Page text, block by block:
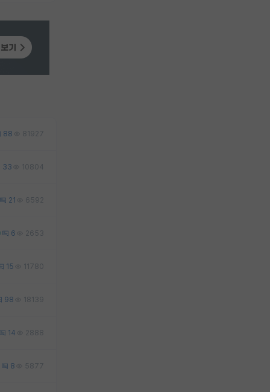
88 81927
33 10804
21 6592
6 2653
15 11780
98 18139
14 2888
8 5877